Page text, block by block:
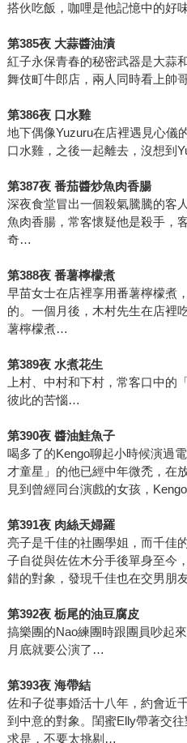
搭伙吃飯，咖哩是他記憶中的好
第385夜 大蒜醬油漬
紅子永保青春的秘密武器是大蒜
舞伎町牛郎店，兩人同時看上帥哥
第386夜 口水雞
地下偶像Yuzuru在店裡遇見心儀
口水雞，之後一起離去，沒想到
第387夜 番茄醬炒魚肉香腸
深夜食堂冒出一個殺氣騰騰的客
魚肉香腸，常客懷疑他是殺手，
奇…
第388夜 番薯檸檬煮
早苗女士在店裡享用番薯檸檬煮
的。一個月後，木村先生在店裡
薯檸檬煮…
第389夜 水煮花生
上村、中村和下村，常客口中的
彼此的苦惱…
第390夜 醬油鮭魚子
喝多了的Kengo聊起小時候演過
才童星」的他已經中年微禿，在
見到曾經同台演戲的女孩，
第391夜 肉絲天婦羅
亮子是千佳的社團學姐，而千佳
子自從與佐佐木分手後單身至今
錯的對象，發現千佳也在交男朋
第392夜 栃尾的油豆腐皮
搞樂團的Nao練團時跟團員吵起
月底就要公演了…
第393夜 海帶結
佐和子從事婚活十八年，約會近
到中意的對象。閨蜜Elly帶著交
求是，不要太挑剔…